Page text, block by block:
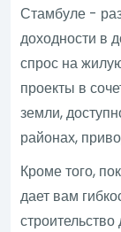
Стамбуле -
доходности в
спрос на
проекты в
земли,
районах,
Кроме того,
дает вам